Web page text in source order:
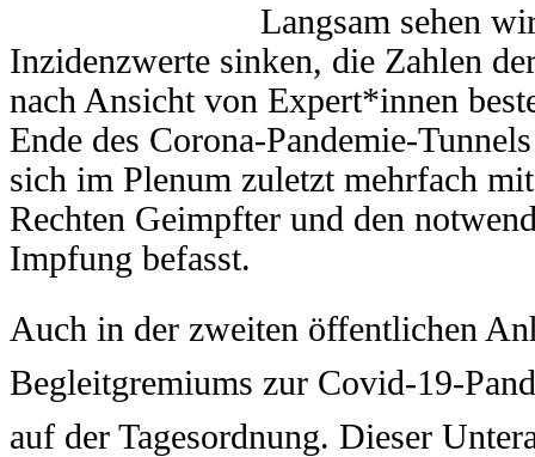
Langsam sehen
Inzidenzwerte sinken, die Zahlen
nach Ansicht von Expert*innen
Ende des Corona-Pandemie-
sich im Plenum zuletzt mehrfach
Rechten Geimpfter und den
Impfung befasst.
Auch in der zweiten öffentlichen
Begleitgremiums zur Covid-19-
auf der Tagesordnung. Dieser